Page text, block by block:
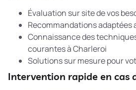
Évaluation sur site de vos
Recommandations adaptées
Connaissance des
courantes à Charleroi
Solutions sur mesure pour
Intervention rapide en cas